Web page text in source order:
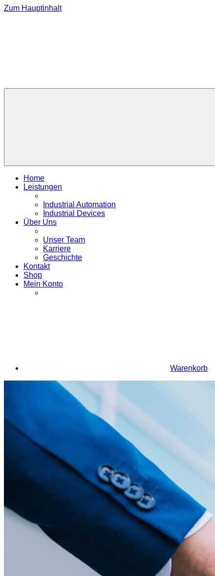
Zum Hauptinhalt
Home
Leistungen
Industrial Automation
Industrial Devices
Über Uns
Unser Team
Karriere
Geschichte
Kontakt
Shop
Mein Konto
Warenkorb